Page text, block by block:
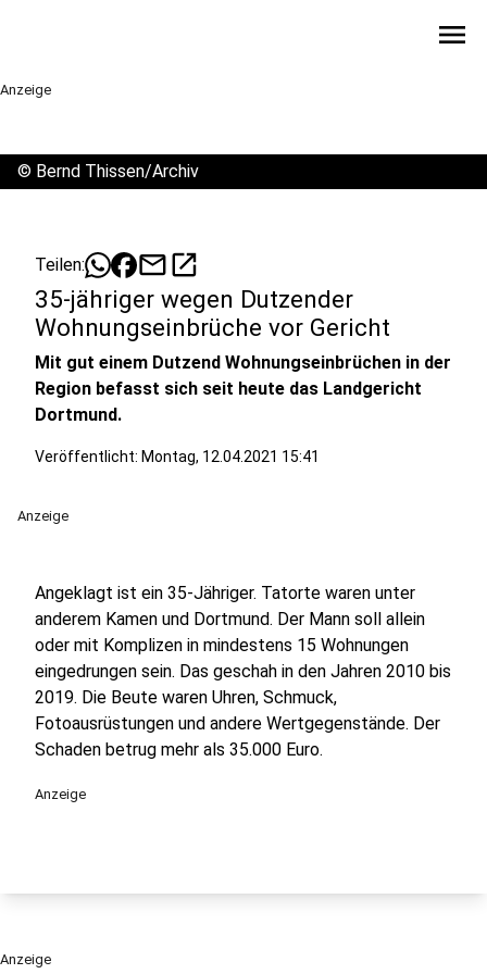
menu
Anzeige
© Bernd Thissen/Archiv
Teilen: mailopen_in_new
35-jähriger wegen Dutzender
Wohnungseinbrüche vor Gericht
Mit gut einem Dutzend Wohnungseinbrüchen in der
Region befasst sich seit heute das Landgericht
Dortmund.
Veröffentlicht: Montag, 12.04.2021 15:41
Anzeige
Angeklagt ist ein 35-Jähriger. Tatorte waren unter
anderem Kamen und Dortmund. Der Mann soll allein
oder mit Komplizen in mindestens 15 Wohnungen
eingedrungen sein. Das geschah in den Jahren 2010 bis
2019. Die Beute waren Uhren, Schmuck,
Fotoausrüstungen und andere Wertgegenstände. Der
Schaden betrug mehr als 35.000 Euro.
Anzeige
Anzeige